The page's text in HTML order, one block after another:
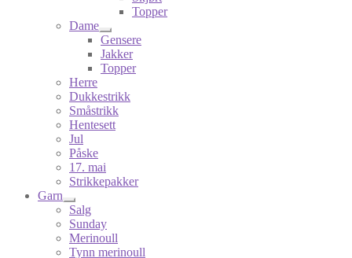
Topper
Dame
Gensere
Jakker
Topper
Herre
Dukkestrikk
Småstrikk
Hentesett
Jul
Påske
17. mai
Strikkepakker
Garn
Salg
Sunday
Merinoull
Tynn merinoull